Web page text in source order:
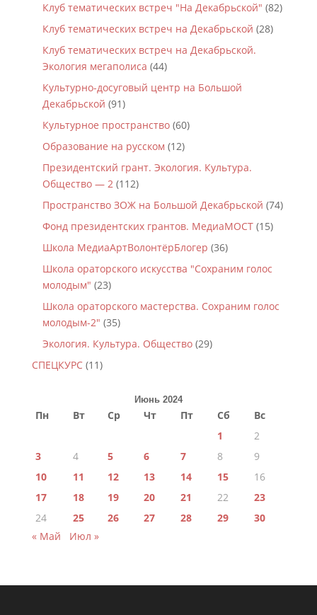
Клуб тематических встреч "На Декабрьской" (82)
Клуб тематических встреч на Декабрьской (28)
Клуб тематических встреч на Декабрьской.
Экология мегаполиса (44)
Культурно-досуговый центр на Большой
Декабрьской (91)
Культурное пространство(60)
Образование на русском (12)
Президентский грант. Экология. Культура.
Общество — 2(112)
Пространство ЗОЖ на Большой Декабрьской (74)
Фонд президентских грантов. МедиаМОСТ(15)
Школа МедиаАртВолонтёрБлогер (36)
Школа ораторского искусства "Сохраним голос
молодым" (23)
Школа ораторского мастерства. Сохраним голос
молодым-2" (35)
Экология. Культура. Общество(29)
СПЕЦКУРС(11)
Июнь 2024
Пн Вт Ср Чт Пт Сб
Вс
1
2
3
4 5 6 7 8
9
10
11 12 13 14 15
16
17
18 19 20 21 22
23
24
25 26 27 28 29
30
« Май
Июл »